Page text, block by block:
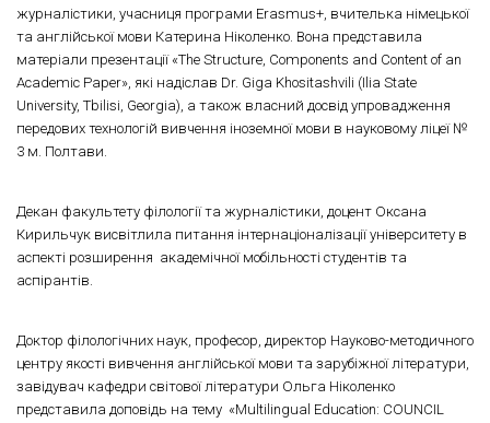
журналістики, учасниця програми Erasmus+, вчителька німецької
та англійської мови Катерина Ніколенко. Вона представила
матеріали презентації «The Structure, Components and Content of an
Academic Paper», які надіслав Dr. Giga Khositashvili (Ilia State
University, Tbilisi, Georgia), а також власний досвід упровадження
передових технологій вивчення іноземної мови в науковому ліцеї №
3 м. Полтави.
Декан факультету філології та журналістики, доцент Оксана
Кирильчук висвітлила питання інтернаціоналізації університету в
аспекті розширення академічної мобільності студентів та
аспірантів.
Доктор філологічних наук, професор, директор Науково-методичного
центру якості вивчення англійської мови та зарубіжної літератури,
завідувач кафедри світової літератури Ольга Ніколенко
представила доповідь на тему «Multilingual Education: COUNCIL